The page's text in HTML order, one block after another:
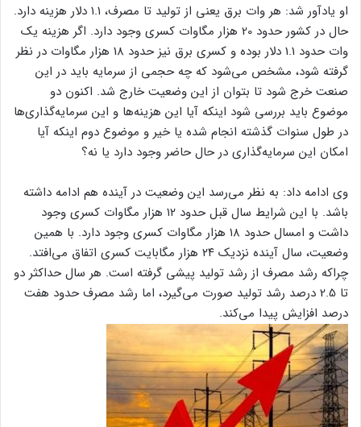
او یادآور شد: هر وات برق یعنی از تولید تا مصرف، ۱.۱ دلار هزینه دارد.
حال در کشور حدود 20 هزار مگاوات کسری وجود دارد. اگر هزینه یک
وات حدود 1.1 دلار بوده و کسری برق نیز حدود 18 هزار مگاوات در نظر
گرفته شود، مشخص می‌شود که چه حجمی از سرمایه باید در این
صنعت خرج شود تا بتوان از این وضعیت خارج شد. اکنون دو
موضوع باید بررسی شود اینکه آیا این هزینه‌ها و این سرمایه‌گذاری‌ها
در طول سنوات گذشته انجام شده یا خیر و موضوع دوم اینکه آیا
امکان این سرمایه‌گذاری در حال حاضر وجود دارد یا نه؟
وی ادامه داد: به نظر می‌رسد این وضعیت در آینده هم ادامه داشته
باشد. با این شرایط سال قبل حدود ۱۲ هزار مگاوات کسری وجود
داشت و امسال حدود ۱۸ هزار مگاوات کسری وجود دارد. با همین
وضعیت، سال آینده نزدیک ۲۴ هزار مگابایت کسری اتفاق می‌افتد.
چراکه رشد مصرف از رشد تولید پیشی گرفته است. هر سال حداکثر دو
تا 2.5 درصد رشد تولید صورت می‌گیرد، اما رشد مصرف حدود هفت
درصد افزایش پیدا می‌کند.